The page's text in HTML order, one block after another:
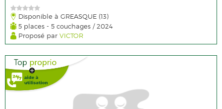
Disponible à GREASQUE (13)
5 places - 5 couchages / 2024
Proposé parVICTOR